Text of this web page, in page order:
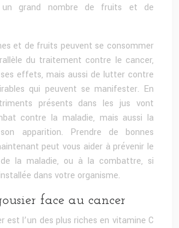
un grand nombre de fruits et de
et de fruits peuvent se consommer
du traitement contre le cancer,
effets, mais aussi de lutter contre
qui peuvent se manifester. En
présents dans les jus vont
contre la maladie, mais aussi la
apparition. Prendre de bonnes
peut vous aider à prévenir le
de la maladie, ou à la combattre, si
dans votre organisme.
face au cancer
est l’un des plus riches en vitamine C